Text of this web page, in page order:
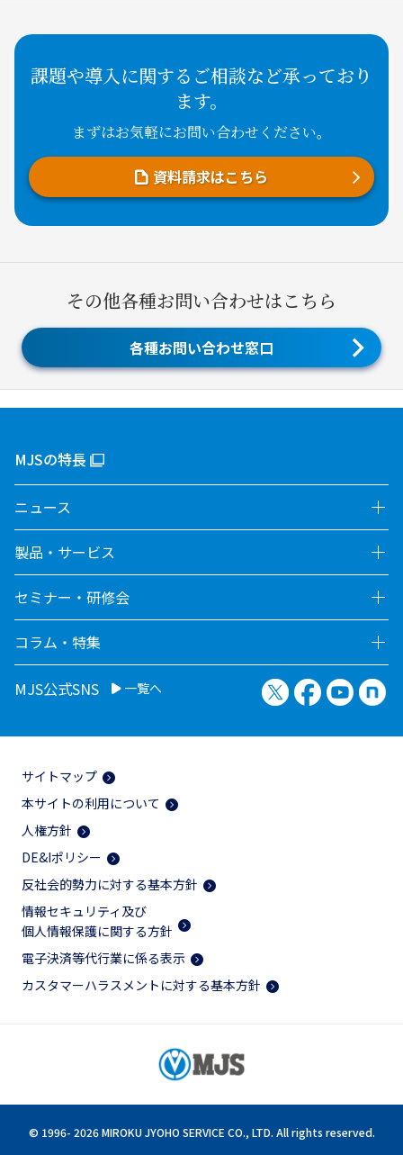
課題や導入に関するご相談など承っており
ます。
まずはお気軽にお問い合わせください。
資料請求はこちら
その他各種お問い合わせはこちら
各種お問い合わせ窓口
MJSの特長
ニュース
製品・サービス
セミナー・研修会
コラム・特集
MJS公式SNS 一覧へ X（旧Twitter）
Facebook
サイトマップ
本サイトの利用について
人権方針
DE&Iポリシー
反社会的勢力に対する基本方針
情報セキュリティ及び
個人情報保護に関する方針
電子決済等代行業に係る表示
カスタマーハラスメントに対する基本方針
© 1996- 2026 MIROKU JYOHO SERVICE CO., LTD. All rights reserved.